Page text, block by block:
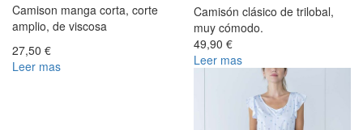
Camison manga corta, corte
amplio, de viscosa
27,50 €
Leer mas
Camisón clásico de trilobal,
muy cómodo.
49,90 €
Leer mas